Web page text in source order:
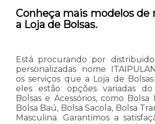
Conheça mais modelos de
a Loja de Bolsas.
Está procurando por
personalizadas nome
os serviços que a Loja de
eles estão opções variadas
Bolsas e Acessórios, como Bolsa
Bolsa Baú, Bolsa Sacola, Bolsa
Masculina. Garantimos a